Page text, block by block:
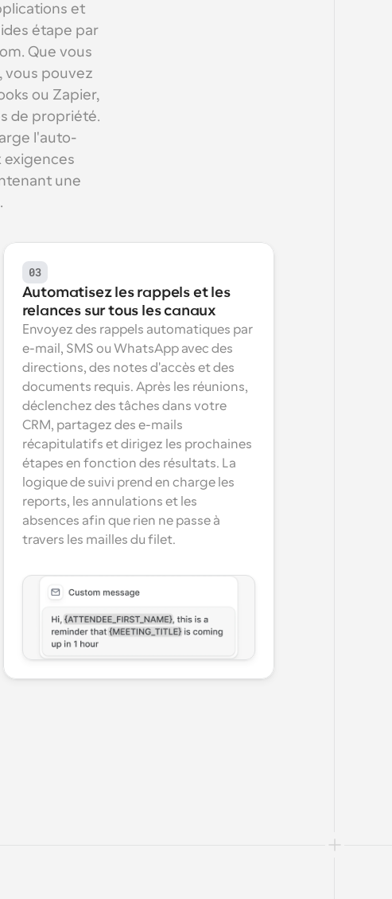
et
étape par
Que vous
vous pouvez
ou Zapier,
de propriété.
l'auto-
exigences
une
03
Automatisez les rappels et les
relances sur tous les canaux
Envoyez des rappels automatiques par
e-mail, SMS ou WhatsApp avec des
directions, des notes d'accès et des
documents requis. Après les réunions,
déclenchez des tâches dans votre
CRM, partagez des e-mails
récapitulatifs et dirigez les prochaines
étapes en fonction des résultats. La
logique de suivi prend en charge les
reports, les annulations et les
absences afin que rien ne passe à
travers les mailles du filet.